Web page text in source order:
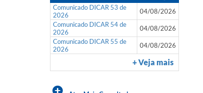
Comunicado DICAR 53 de
2026
04/08/2026
Comunicado DICAR 54 de
2026
04/08/2026
Comunicado DICAR 55 de
2026
04/08/2026
+ Veja mais